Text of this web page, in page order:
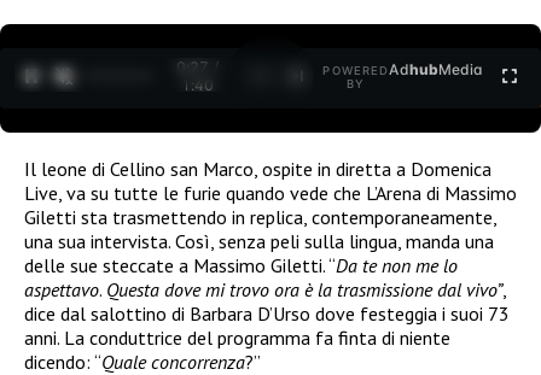
0:27 /
1:40
POWERED
BY
AdhubMedia
Il leone di Cellino san Marco, ospite in diretta a Domenica
Live, va su tutte le furie quando vede che L’Arena di Massimo
Giletti sta trasmettendo in replica, contemporaneamente,
una sua intervista. Così, senza peli sulla lingua, manda una
delle sue steccate a Massimo Giletti. “Da te non me lo
aspettavo. Questa dove mi trovo ora è la trasmissione dal vivo”,
dice dal salottino di Barbara D’Urso dove festeggia i suoi 73
anni. La conduttrice del programma fa finta di niente
dicendo: “Quale concorrenza?”